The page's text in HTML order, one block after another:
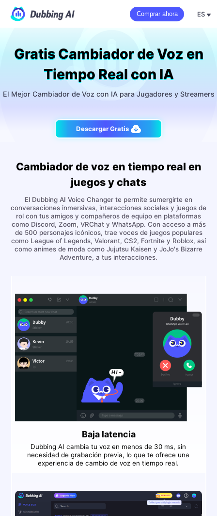
Comprar ahora ES
Gratis Cambiador de Voz en
Tiempo Real con IA
El Mejor Cambiador de Voz con IA para Jugadores y Streamers
Descargar Gratis
Cambiador de voz en tiempo real en
juegos y chats
El Dubbing AI Voice Changer te permite sumergirte en
conversaciones inmersivas, interacciones sociales y juegos de
rol con tus amigos y compañeros de equipo en plataformas
como Discord, Zoom, VRChat y WhatsApp. Con acceso a más
de 500 personajes icónicos, trae voces de juegos populares
como League of Legends, Valorant, CS2, Fortnite y Roblox, así
como animes de moda como Jujutsu Kaisen y JoJo's Bizarre
Adventure, a tus interacciones.
Baja latencia
Dubbing AI cambia tu voz en menos de 30 ms, sin
necesidad de grabación previa, lo que te ofrece una
experiencia de cambio de voz en tiempo real.